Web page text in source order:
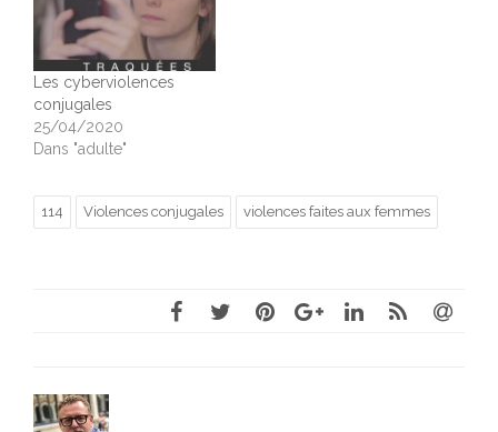
Les cyberviolences
conjugales
25/04/2020
Dans "adulte"
114 Violences conjugales violences faites aux femmes